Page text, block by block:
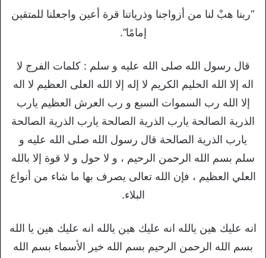
“ربنا هبْ لنا من أزواجنا وذرياتنا قرة أعين واجعلنا للمتقين
إمامًا”.
قال رسول الله صلى الله عليه و سلم : كلمات الفرج لا
اله إلا الله الحليم الكريم لا إله إلا الله العلى العظيم لا اله
إلا الله رب السموات السبع و رب العرش العظيم يارب
الذرية الصالحة يارب الذرية الصالحة يارب الذرية الصالحة
يارب الذرية الصالحة قال رسول الله صلى الله عليه و
سلم بسم الله الرحمن الرحيم ، و لا حول و لا قوة إلا بالله
العلي العظيم ، فإن الله تعالى يصرف بها ما شاء من أنواع
البلاء.
انه عليك هين يالله انه عليك هين يالله انه عليك هين يا الله
بسم الله الرحمن الرحيم بسم الله خير الأسماء بسم الله